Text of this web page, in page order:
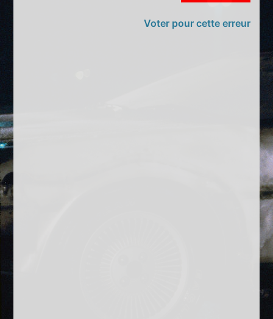
Voter pour cette erreur